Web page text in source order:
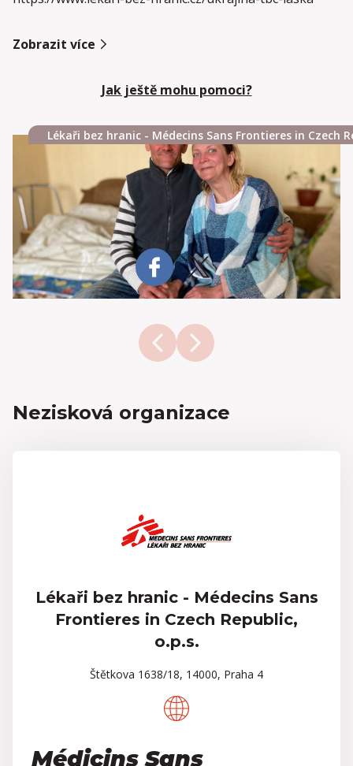
Lékaři bez hranic - Médecins Sans Frontieres in Czech
Zobrazit více
Jak ještě mohu pomoci?
Nezisková organizace
Lékaři bez hranic - Médecins Sans
Frontieres in Czech Republic,
o.p.s.
Štětkova 1638/18, 14000, Praha 4
Médicins Sans